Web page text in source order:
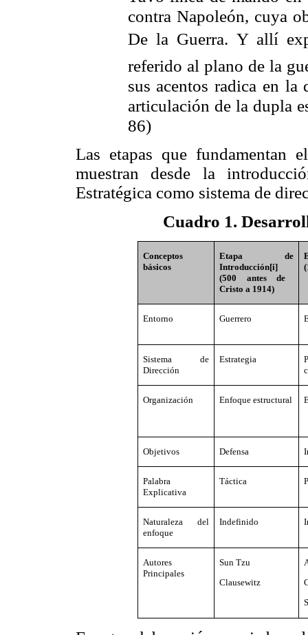
contra Napoleón, cuya
De la Guerra. Y allí
referido al plano de la
sus acentos radica en
articulación de la dupla
86)
Las etapas que fundamentan
muestran desde la
Estratégica como sistema de
Cuadro 1.
Conceptos
básicos
Etapa de
Introducción[i]
(500 antes de
Cristo a 1914)
Entorno Guerrero
Sistema de
Dirección
Estrategia
Organización Enfoque estructural
Objetivos Defensa
Palabra
Explicativa
Táctica
Naturaleza del
enfoque
Indefinido
Autores
Principales
Sun Tzu
Clausewitz